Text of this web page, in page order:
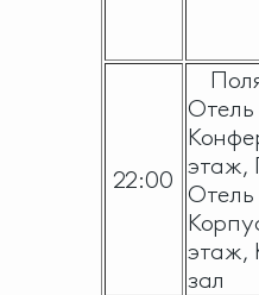
22:00 этаж,
этаж,
зал